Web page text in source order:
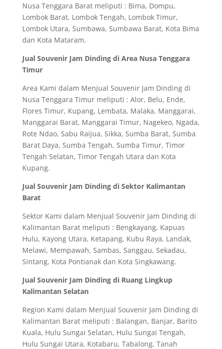
Nusa Tenggara Barat meliputi : Bima, Dompu,
Lombok Barat, Lombok Tengah, Lombok Timur,
Lombok Utara, Sumbawa, Sumbawa Barat, Kota Bima
dan Kota Mataram.
Jual Souvenir Jam Dinding di Area Nusa Tenggara
Timur
Area Kami dalam Menjual Souvenir Jam Dinding di
Nusa Tenggara Timur meliputi : Alor, Belu, Ende,
Flores Timur, Kupang, Lembata, Malaka, Manggarai,
Manggarai Barat, Manggarai Timur, Nagekeo, Ngada,
Rote Ndao, Sabu Raijua, Sikka, Sumba Barat, Sumba
Barat Daya, Sumba Tengah, Sumba Timur, Timor
Tengah Selatan, Timor Tengah Utara dan Kota
Kupang.
Jual Souvenir Jam Dinding di Sektor Kalimantan
Barat
Sektor Kami dalam Menjual Souvenir Jam Dinding di
Kalimantan Barat meliputi : Bengkayang, Kapuas
Hulu, Kayong Utara, Ketapang, Kubu Raya, Landak,
Melawi, Mempawah, Sambas, Sanggau, Sekadau,
Sintang, Kota Pontianak dan Kota Singkawang.
Jual Souvenir Jam Dinding di Ruang Lingkup
Kalimantan Selatan
Region Kami dalam Menjual Souvenir Jam Dinding di
Kalimantan Barat meliputi : Balangan, Banjar, Barito
Kuala, Hulu Sungai Selatan, Hulu Sungai Tengah,
Hulu Sungai Utara, Kotabaru, Tabalong, Tanah